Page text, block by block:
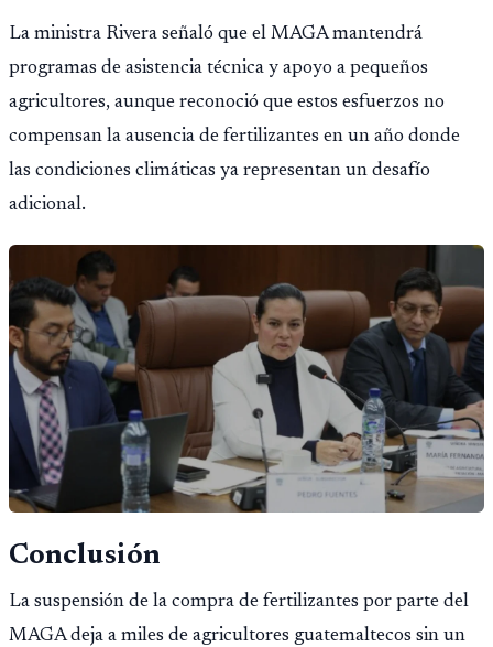
La ministra Rivera señaló que el MAGA mantendrá
programas de asistencia técnica y apoyo a pequeños
agricultores, aunque reconoció que estos esfuerzos no
compensan la ausencia de fertilizantes en un año donde
las condiciones climáticas ya representan un desafío
adicional.
Conclusión
La suspensión de la compra de fertilizantes por parte del
MAGA deja a miles de agricultores guatemaltecos sin un